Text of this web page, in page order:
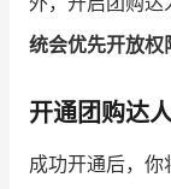
统会优先开放权
开通团购达
成功开通后，你